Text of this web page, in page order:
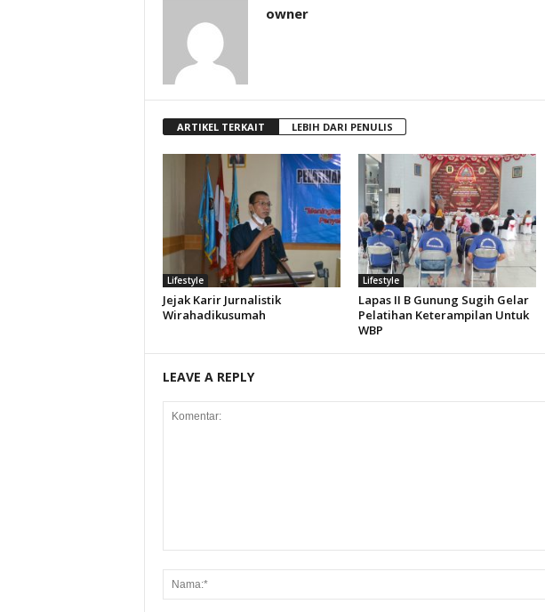
owner
ARTIKEL TERKAIT LEBIH DARI PENULIS
Lifestyle
Jejak Karir Jurnalistik
Wirahadikusumah
Lifestyle
Lapas II B Gunung Sugih Gelar
Pelatihan Keterampilan Untuk
WBP
LEAVE A REPLY